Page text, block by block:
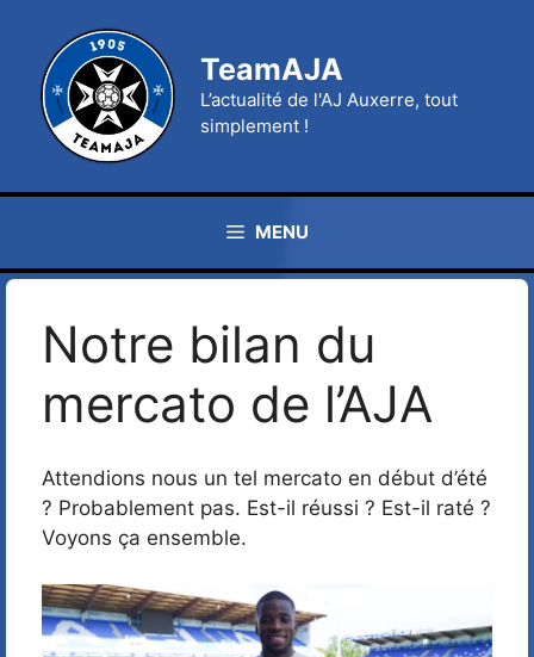
contenu
TeamAJA
L’actualité de l'AJ Auxerre, tout
simplement !
MENU
Notre bilan du
mercato de l’AJA
Attendions nous un tel mercato en début d’été
? Probablement pas. Est-il réussi ? Est-il raté ?
Voyons ça ensemble.